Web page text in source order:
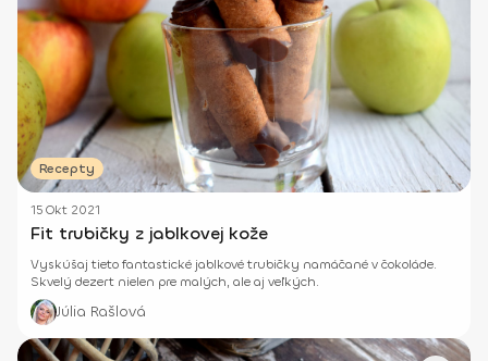
Recepty
15 Okt 2021
Fit trubičky z jablkovej kože
Vyskúšaj tieto fantastické jablkové trubičky namáčané v čokoláde.
Skvelý dezert nielen pre malých, ale aj veľkých.
Júlia Rašlová